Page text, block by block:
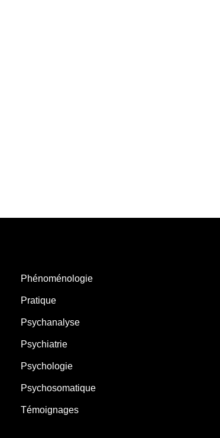
Phénoménologie
Pratique
Psychanalyse
Psychiatrie
Psychologie
Psychosomatique
Témoignages